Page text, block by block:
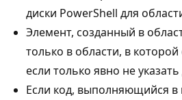
диски PowerShell для
Элемент, созданный в
только в области, в
если только явно не
Если код, выполняющийся в